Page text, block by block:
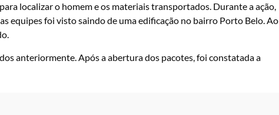
localizar o homem e os materiais transportados. Durante a ação,
equipes foi visto saindo de uma edificação no bairro Porto Belo. Ao
anteriormente. Após a abertura dos pacotes, foi constatada a